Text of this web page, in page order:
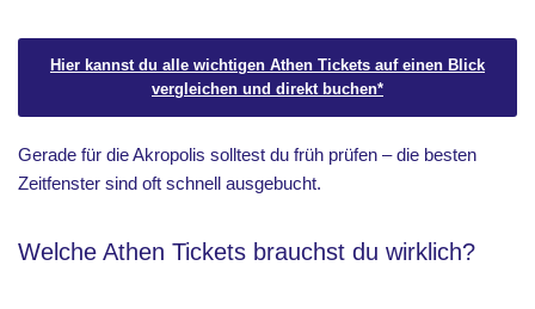
Hier kannst du alle wichtigen Athen Tickets auf einen Blick
vergleichen und direkt buchen*
Gerade für die Akropolis solltest du früh prüfen – die besten
Zeitfenster sind oft schnell ausgebucht.
Welche Athen Tickets brauchst du wirklich?